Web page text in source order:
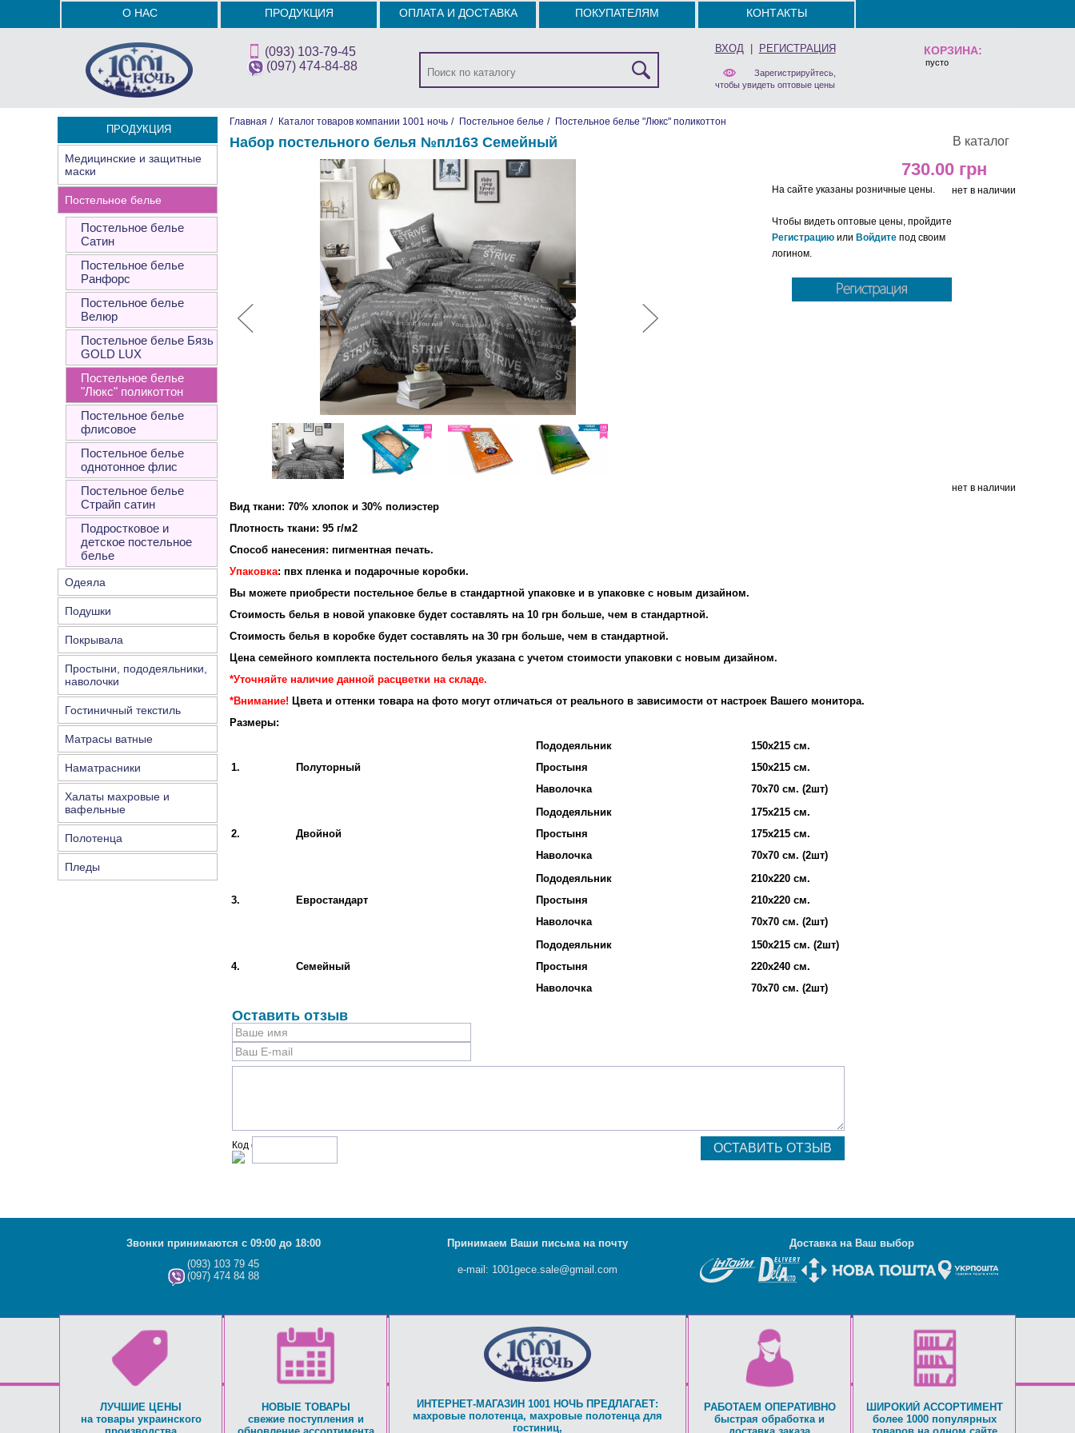
КОРЗИНА:
пусто
О НАС ПРОДУКЦИЯ ОПЛАТА И ДОСТАВКА ПОКУПАТЕЛЯМ КОНТАКТЫ
(093) 103-79-45
(097) 474-84-88
ВХОД| РЕГИСТРАЦИЯ
Зарегистрируйтесь,
чтобы увидеть оптовые цены
ПРОДУКЦИЯ
Медицинские и защитные
маски
Постельное белье
Постельное белье
Сатин
Постельное белье
Ранфорс
Постельное белье
Велюр
Постельное белье Бязь
GOLD LUX
Постельное белье
"Люкс" поликоттон
Постельное белье
флисовое
Постельное белье
однотонное флис
Постельное белье
Страйп сатин
Подростковое и
детское постельное
белье
Одеяла
Подушки
Покрывала
Простыни, пододеяльники,
наволочки
Гостиничный текстиль
Матрасы ватные
Наматрасники
Халаты махровые и
вафельные
Полотенца
Пледы
Главная / Каталог товаров компании 1001 ночь / Постельное белье / Постельное белье "Люкс" поликоттон
В каталог
Набор постельного белья №пл163 Семейный
730.00
нет в наличии
На сайте указаны розничные цены.
Чтобы видеть оптовые цены, пройдите
Регистрацию или Войдите под своим
логином.
нет в наличии
Вид ткани: 70% хлопок и 30% полиэстер
Плотность ткани: 95 г/м2
Способ нанесения: пигментная печать.
Упаковка: пвх пленка и подарочные коробки.
Вы можете приобрести постельное белье в стандартной упаковке и в упаковке с новым дизайном.
Стоимость белья в новой упаковке будет составлять на 10 грн больше, чем в стандартной.
Стоимость белья в коробке будет составлять на 30 грн больше, чем в стандартной.
Цена семейного комплекта постельного белья указана с учетом стоимости упаковки с новым дизайном.
*Уточняйте наличие данной расцветки на складе.
*Внимание! Цвета и оттенки товара на фото могут отличаться от реального в зависимости от настроек Вашего монитора.
Размеры:
1. Полуторный
Пододеяльник
Простыня
Наволочка
150х215 см.
150х215 см.
70х70 см. (2шт)
2. Двойной
Пододеяльник
Простыня
Наволочка
175х215 см.
175х215 см.
70х70 см. (2шт)
3. Евростандарт
Пододеяльник
Простыня
Наволочка
210х220 см.
210х220 см.
70х70 см. (2шт)
4. Семейный
Пододеяльник
Простыня
Наволочка
150х215 см. (2шт)
220х240 см.
70х70 см. (2шт)
Оставить отзыв
Код с рисунка:
Звонки принимаются с 09:00 до 18:00 Принимаем Ваши письма на почту Доставка на Ваш выбор
(093) 103 79 45
(097) 474 84 88
e-mail: 1001gece.sale@gmail.com
ЛУЧШИЕ ЦЕНЫ
на товары украинского
НОВЫЕ ТОВАРЫ
свежие поступления и
ИНТЕРНЕТ-МАГАЗИН 1001 НОЧЬ ПРЕДЛАГАЕТ:
махровые полотенца, махровые полотенца для
гостиниц,
РАБОТАЕМ ОПЕРАТИВНО
быстрая обработка и
ШИРОКИЙ АССОРТИМЕНТ
более 1000 популярных